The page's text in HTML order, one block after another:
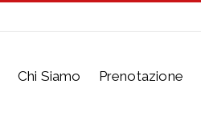
Chi Siamo Prenotazione